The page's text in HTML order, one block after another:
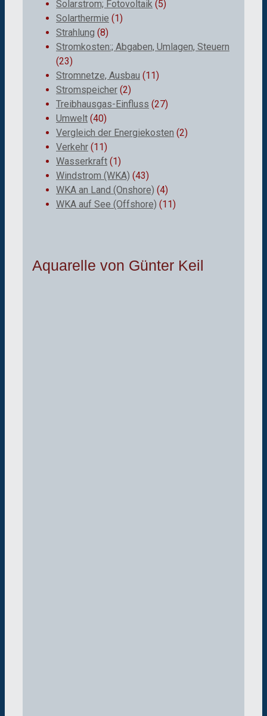
Solarstrom; Fotovoltaik (5)
Solarthermie (1)
Strahlung (8)
Stromkosten:; Abgaben, Umlagen, Steuern
(23)
Stromnetze, Ausbau (11)
Stromspeicher (2)
Treibhausgas-Einfluss (27)
Umwelt (40)
Vergleich der Energiekosten (2)
Verkehr (11)
Wasserkraft (1)
Windstrom (WKA) (43)
WKA an Land (Onshore) (4)
WKA auf See (Offshore) (11)
Aquarelle von Günter Keil